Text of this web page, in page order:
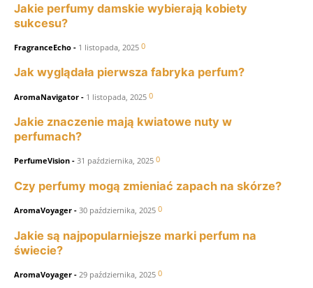
Jakie perfumy damskie wybierają kobiety
sukcesu?
FragranceEcho - 1 listopada, 2025 0
Jak wyglądała pierwsza fabryka perfum?
AromaNavigator - 1 listopada, 2025 0
Jakie znaczenie mają kwiatowe nuty w
perfumach?
PerfumeVision - 31 października, 2025 0
Czy perfumy mogą zmieniać zapach na skórze?
AromaVoyager - 30 października, 2025 0
Jakie są najpopularniejsze marki perfum na
świecie?
AromaVoyager - 29 października, 2025 0